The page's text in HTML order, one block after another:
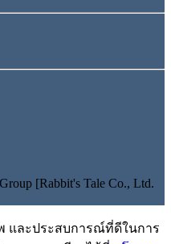
[Rabbit's Tale Co., Ltd.
และประสบการณ์ที่ดีในการ